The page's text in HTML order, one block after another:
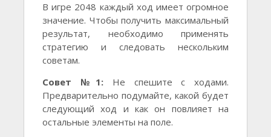
В игре 2048 каждый ход имеет огромное
значение. Чтобы получить максимальный
результат, необходимо применять
стратегию и следовать нескольким
советам.
Совет №1: Не спешите с ходами.
Предварительно подумайте, какой будет
следующий ход и как он повлияет на
остальные элементы на поле.